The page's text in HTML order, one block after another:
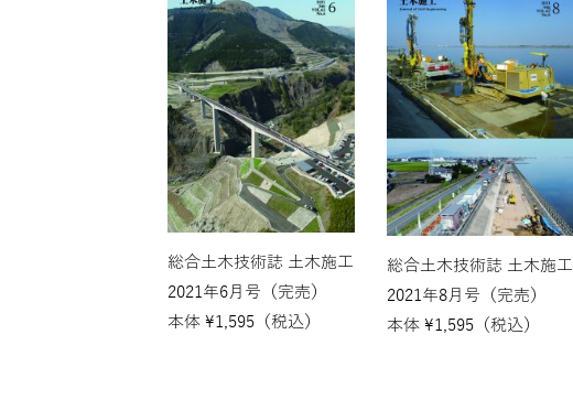
総合土木技術誌 土木施工
2021年6月号（完売）
本体 ¥1,595 （税込）
総合土木技術誌 土木施工
2021年8月号（完売）
本体 ¥1,595 （税込）